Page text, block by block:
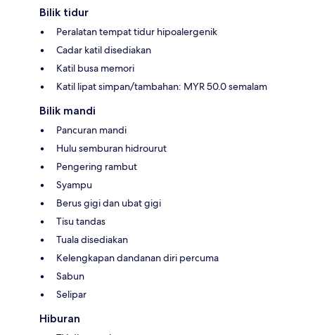
Bilik tidur
Peralatan tempat tidur hipoalergenik
Cadar katil disediakan
Katil busa memori
Katil lipat simpan/tambahan: MYR 50.0 semalam
Bilik mandi
Pancuran mandi
Hulu semburan hidrourut
Pengering rambut
Syampu
Berus gigi dan ubat gigi
Tisu tandas
Tuala disediakan
Kelengkapan dandanan diri percuma
Sabun
Selipar
Hiburan